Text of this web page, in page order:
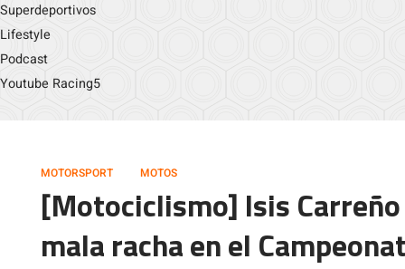
Superdeportivos
Lifestyle
Podcast
Youtube Racing5
MOTORSPORT MOTOS
[Motociclismo] Isis
mala racha en el